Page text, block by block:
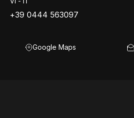
+39 0444 563097
Google Maps